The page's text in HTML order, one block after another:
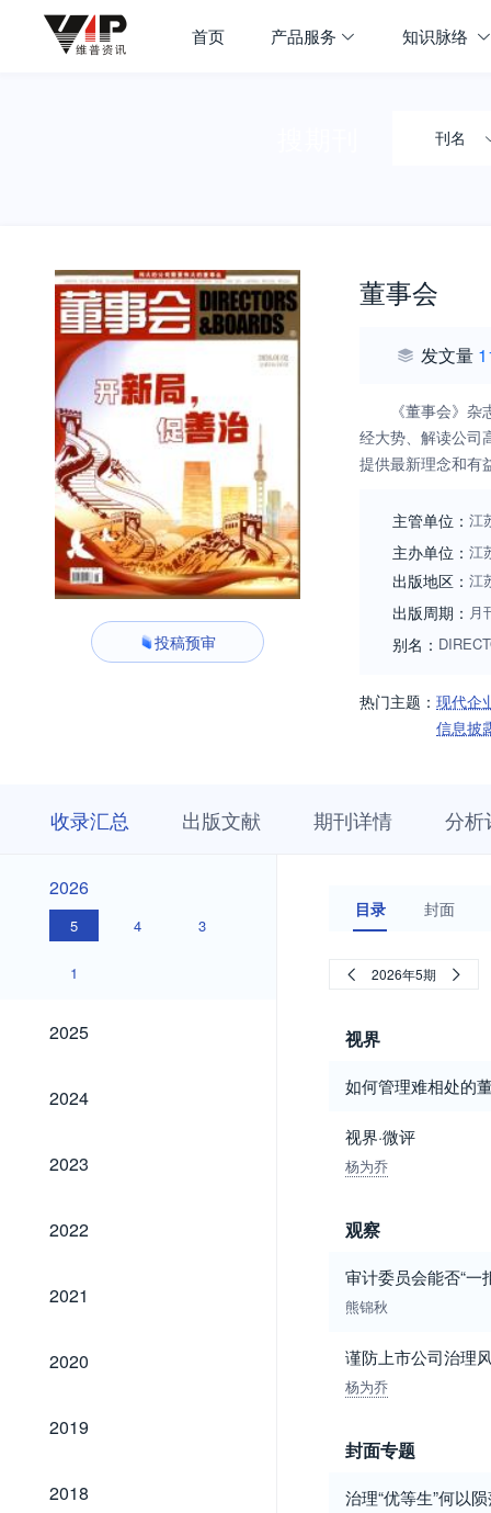
首页 产品服务 知识脉络
刊名
投稿预审
董事会
发文量
《董事会》
经大势、解读公司
提供最新理念和有
主管单位： 江
主办单位： 江
出版地区： 江
出版周期： 月
别名：
热门主题： 现代企
信息披
收录汇总 出版文献 期刊详情 分析
2026
2026
5 4 3
1
2025
2025
2024
2024
2023
2023
2022
2022
2021
2021
2020
2020
2019
2019
2018
2018
目录 封面
2026年5期
视界
如何管理难相处的
视界·微评
杨为乔
观察
审计委员会能否“一
熊锦秋
谨防上市公司治理
杨为乔
封面专题
治理“优等生”何以